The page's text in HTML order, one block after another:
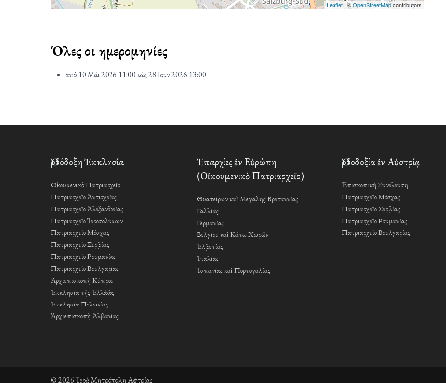
Leaflet | ©OpenStreetMapcontributors
Όλες οι ημερομηνίες
από 10 Μάι 2026 11:00 εώς28 Ιουν 2026 13:00
Ὀρθόδοξη Ἐκκλησία
Οἰκουμενικὸ Πατριαρχεῖο
Πατριαρχεῖο Ἀντιοχείας
Πατριαρχεῖο Ἀλεξανδρείας
Πατριαρχεῖο Ἱεροσολύμων
Πατριαρχεῖο Μόσχας
Πατριαρχεῖο Σερβίας
Πατριαρχεῖο Ρουμανίας
Πατριαρχεῖο Βουλγαρίας
Ἀρχιεπισκοπὴ Κύπρου
Ἐκκλησία τῆς Ἑλλάδος
Ἐκκλησία Πολωνίας
Ἀρχιεπισκοπὴ Ἀλβανίας
Ἐπαρχίες ἐν Εὐρώπη
(Οἰκουμενικὸ Πατριαρχεῖο)
Θυατείρων καὶ Μεγάλης Βρεταννίας
Γαλλίας
Γερμανίας
Βελγίου καὶ Κάτω Χωρῶν
Ἑλβετίας
Ἰταλίας
Ἱσπανίας καὶ Πορτογαλίας
Ὀρθοδοξία ἐν Αὐστρίᾳ
Ἐπισκοπικὴ Συνέλευση
Πατριαρχεῖο Μόσχας
Πατριαρχεῖο Σερβίας
Πατριαρχεῖο Ρουμανίας
Πατριαρχεῖο Βουλγαρίας
© 2026 Ἱερὰ Μητρόπολη Αὐστρίας